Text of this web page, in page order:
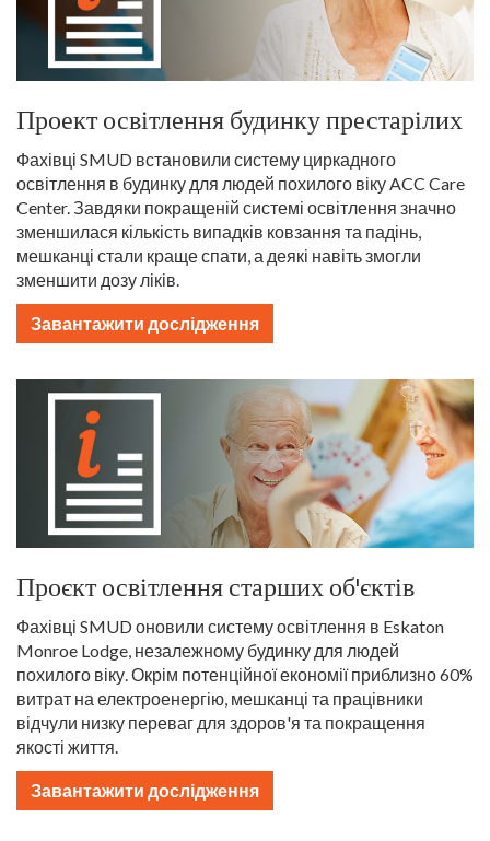
Проект освітлення будинку престарілих
Фахівці SMUD встановили систему циркадного
освітлення в будинку для людей похилого віку ACC Care
Center. Завдяки покращеній системі освітлення значно
зменшилася кількість випадків ковзання та падінь,
мешканці стали краще спати, а деякі навіть змогли
зменшити дозу ліків.
Завантажити дослідження
Проєкт освітлення старших об'єктів
Фахівці SMUD оновили систему освітлення в Eskaton
Monroe Lodge, незалежному будинку для людей
похилого віку. Окрім потенційної економії приблизно 60%
витрат на електроенергію, мешканці та працівники
відчули низку переваг для здоров'я та покращення
якості життя.
Завантажити дослідження